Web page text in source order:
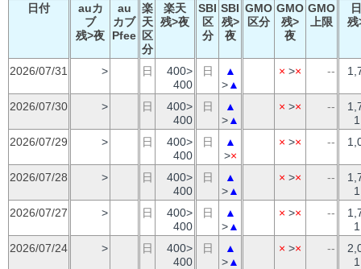
日付
auカ
ブ
残>夜
au
カブ
Pfee
楽
天
区
分
楽天
残>夜
SBI
区
分
SBI
残>
夜
GMO
区分
GMO
残>
夜
GMO
上限
残
2026/07/31 > 日
400>
400
日
▲
>▲
× >× --
2026/07/30 > 日
400>
400
日
▲
>▲
× >× --
2026/07/29
> 日
400>
400
日
▲
>×
× >× --
2026/07/28 > 日
400>
400
日
▲
>▲
× >× --
2026/07/27
> 日
400>
400
日
▲
>▲
× >× --
2026/07/24
> 日
400>
400
日
▲
>▲
× >× --